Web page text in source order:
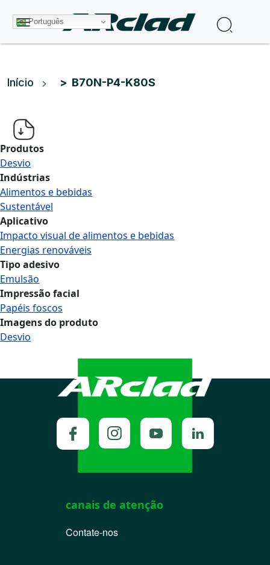
Português
Trilha de navegação
Início B70N-P4-K80S
Produtos
Desvio
Indústrias
Alimentos e bebidas
Sustentável
Aplicativo
Impacto visual de alimentos e bebidas
Energias renováveis
Tipo adesivo
Emulsão
Impressão facial
Papéis foscos
Imagens do produto
Desvio
canais de atenção
Contate-nos